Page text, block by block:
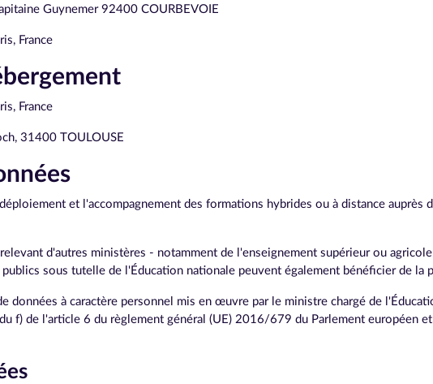
Guynemer 92400 COURBEVOIE
France
France
31400 TOULOUSE
et l'accompagnement des formations hybrides ou à distance
d'autres ministères - notamment de l'enseignement supérieur ou
sous tutelle de l'Éducation nationale peuvent également bénéficier de la
données à caractère personnel mis en œuvre par le ministre chargé de
f) de l'article 6 du règlement général (UE) 2016/679 du Parlement européen